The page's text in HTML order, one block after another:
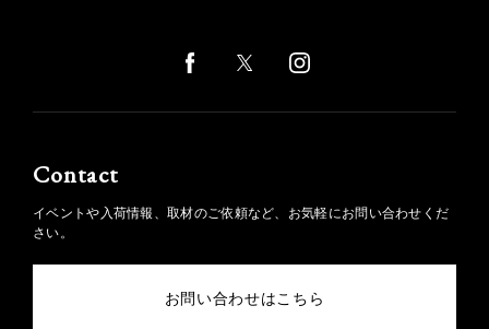
Contact
イベントや入荷情報、取材のご依頼など、お気軽にお問い合わせくだ
さい。
お問い合わせはこちら